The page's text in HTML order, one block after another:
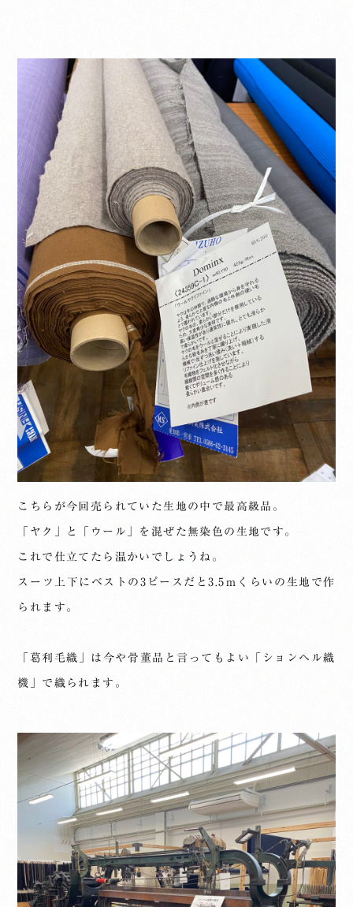
こちらが今回売られていた生地の中で最高級品。
「ヤク」と「ウール」を混ぜた無染色の生地です。
これで仕立てたら温かいでしょうね。
スーツ上下にベストの3ピースだと3.5ｍくらいの生地で作
られます。
「葛利毛織」は今や骨董品と言ってもよい「ションヘル織
機」で織られます。